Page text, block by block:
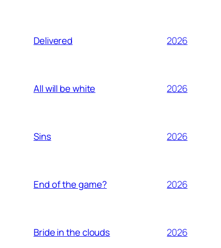
Delivered 2026
All will be white 2026
Sins 2026
End of the game? 2026
Bride in the clouds 2026